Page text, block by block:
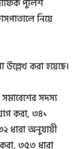
পুলিশ
নিয়ে
করা হয়েছে।
সদস্য
করা, ৩৪১
ধারা অনুযায়ী
৩৫৩ ধারা